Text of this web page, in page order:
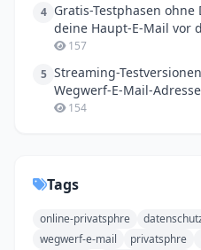
4 Gratis-Testphasen
deine Haupt-E-Mail vor
157
5 Streaming-
Wegwerf-E-Mail-
geworden ist
154
Tags
online-privatsphre
wegwerf-e-mail
privatsphre